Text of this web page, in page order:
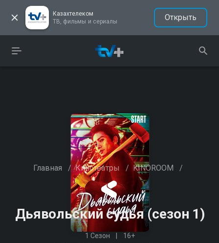
Казахтелеком
ТВ, фильмы и сериалы
Открыть
Главная / Кинотеатры / KINOROOM /
Дьявольский судья (сезон 1)
1 Сезон
16+